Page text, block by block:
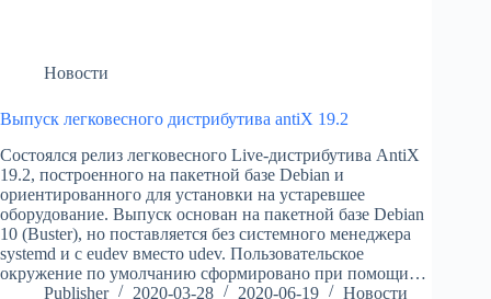
Новости
Выпуск легковесного дистрибутива antiX 19.2
Состоялся релиз легковесного Live-дистрибутива AntiX
19.2, построенного на пакетной базе Debian и
ориентированного для установки на устаревшее
оборудование. Выпуск основан на пакетной базе Debian
10 (Buster), но поставляется без системного менеджера
systemd и с eudev вместо udev. Пользовательское
окружение по умолчанию сформировано при помощи…
Publisher
2020-03-28 2020-06-19 Новости